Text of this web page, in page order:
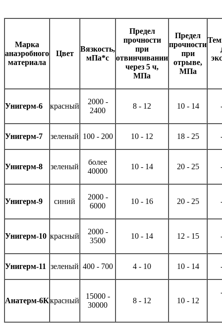
Марка
анаэробного
материала
Цвет
Вязкость,
мПа*с
Предел
прочности
при
отвинчивании
через 5 ч,
МПа
Предел
прочности
при
отрыве,
МПа
Унигерм-6 красный
2000 -
2400
8 - 12 10 - 14
Унигерм-7 зеленый 100 - 200 10 - 12 18 - 25
Унигерм-8 зеленый
более
40000
10 - 14 20 - 25
Унигерм-9 синий
2000 -
6000
10 - 16 20 - 25
Унигерм-10 красный
2000 -
3500
10 - 14 12 - 15
Унигерм-11 зеленый 400 - 700 4 - 10 10 - 14
Анатерм-6Ккрасный
15000 -
30000
8 - 12 10 - 12